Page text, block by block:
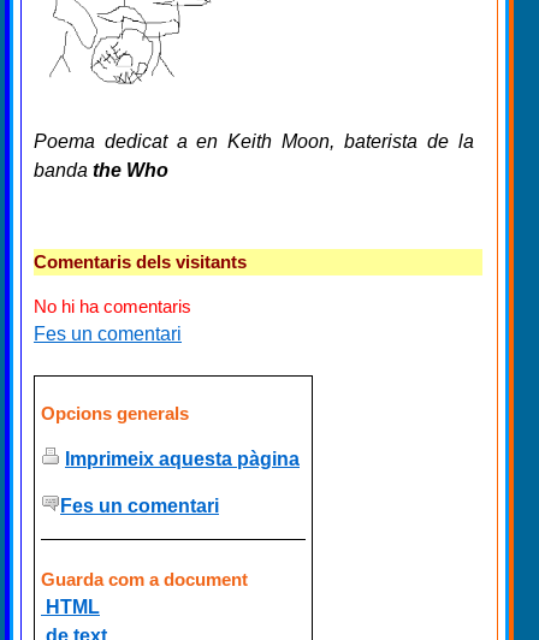
Poema dedicat a en Keith Moon, baterista de la
banda the Who
Comentaris dels visitants
No hi ha comentaris
Fes un comentari
Opcions generals
Imprimeix aquesta pàgina
Fes un comentari
Guarda com a document
HTML